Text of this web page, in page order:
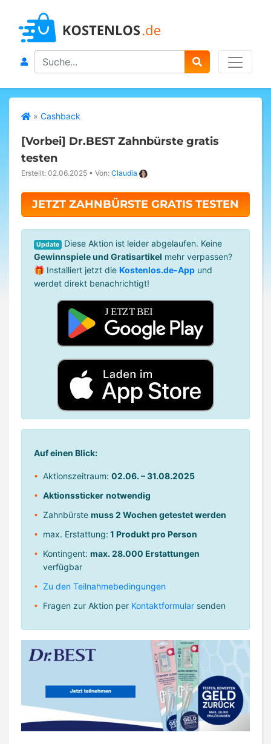
Search
» Cashback
[Vorbei] Dr.BEST Zahnbürste gratis
testen
Erstellt: 02.06.2025 • Von: Claudia
JETZT ZAHNBÜRSTE GRATIS TESTEN
Update
Diese Aktion ist leider abgelaufen. Keine
Gewinnspiele und Gratisartikel mehr verpassen?
🎁 Installiert jetzt die Kostenlos.de-App und
werdet direkt benachrichtigt!
Auf einen Blick:
Aktionszeitraum: 02.06. – 31.08.2025
Aktionssticker notwendig
Zahnbürste muss 2 Wochen getestet werden
max. Erstattung: 1 Produkt pro Person
Kontingent: max. 28.000 Erstattungen
verfügbar
Zu den Teilnahmebedingungen
Fragen zur Aktion per Kontaktformular senden